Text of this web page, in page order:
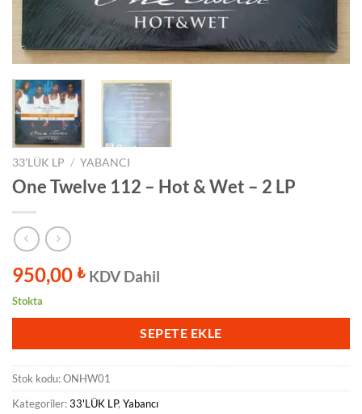
33'LÜK LP / YABANCI
One Twelve 112 – Hot & Wet – 2 LP
950,00 ₺ KDV Dahil
Stokta
SEPETE EKLE
Stok kodu:ONHW01
Kategoriler:33'LÜK LP, Yabancı